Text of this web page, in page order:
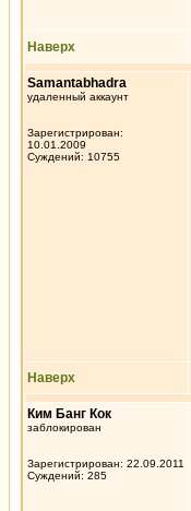
Наверх
Samantabhadra
удаленный аккаунт
Зарегистрирован:
10.01.2009
Суждений: 10755
Наверх
Ким Банг Кок
заблокирован
Зарегистрирован: 22.09.2011
Суждений: 285